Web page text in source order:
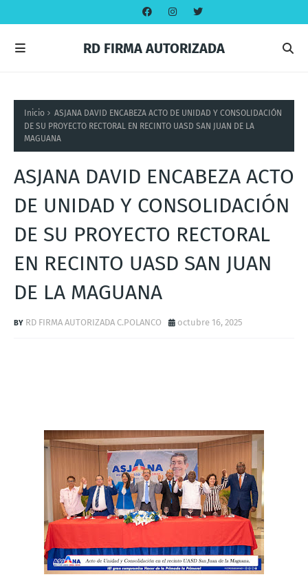
RD FIRMA AUTORIZADA
Inicio
ASJANA DAVID ENCABEZA ACTO DE UNIDAD Y CONSOLIDACIÓN
DE SU PROYECTO RECTORAL EN RECINTO UASD SAN JUAN DE LA
MAGUANA
ASJANA DAVID ENCABEZA ACTO
DE UNIDAD Y CONSOLIDACIÓN
DE SU PROYECTO RECTORAL
EN RECINTO UASD SAN JUAN
DE LA MAGUANA
RD FIRMA AUTORIZADA C.POLANCO octubre 16, 2025